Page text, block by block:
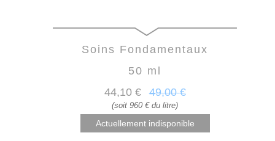
Soins Fondamentaux
50 ml
44,10 € 49,00 €
(soit 960 € du litre)
Actuellement indisponible